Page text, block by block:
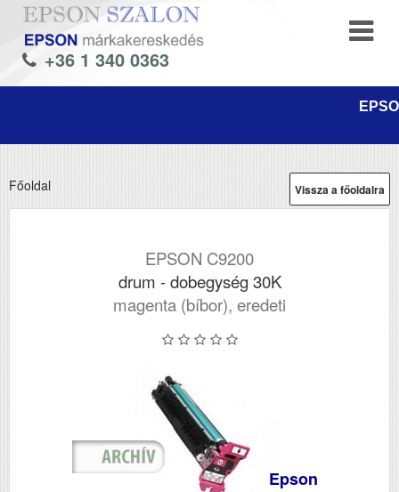
+36 1 340 0363
Vissza a főoldalra
Főoldal
EPSON C9200
drum - dobegység 30K
magenta (bíbor), eredeti
Epson